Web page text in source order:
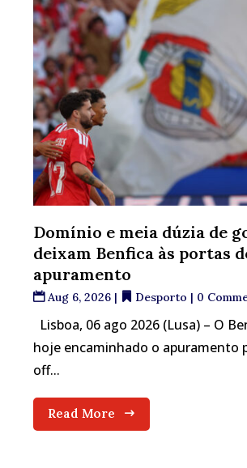
Domínio e meia dúzia de
deixam Benfica às portas
apuramento
Aug 6, 2026 | Desporto | 0
Lisboa, 06 ago 2026 (Lusa) – O
hoje encaminhado o apuramento
off...
Read More